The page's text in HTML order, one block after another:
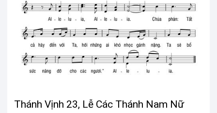
Thánh Vịnh 23, Lễ Các Thánh Nam Nữ